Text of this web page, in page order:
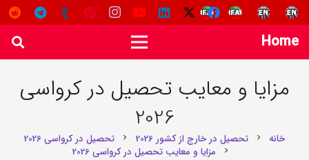
Home
مزایا و معایب تحصیل در کرواسی
2026
خانه chevron_right تحصیل در خارج از کشور 2026 chevron_right تحصیل در کرواسی 2026
chevron_right مزایا و معایب تحصیل در کرواسی 2026